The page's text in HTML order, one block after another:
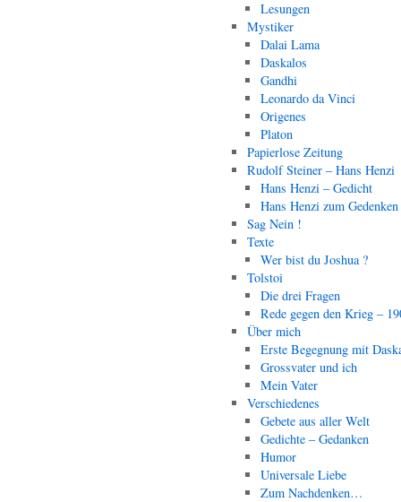
Lesungen
Mystiker
Dalai Lama
Daskalos
Gandhi
Leonardo da Vinci
Origenes
Platon
Papierlose Zeitung
Rudolf Steiner – Hans Henzi
Hans Henzi – Gedicht
Hans Henzi zum Gedenken
Sag Nein !
Texte
Wer bist du Joshua ?
Tolstoi
Die drei Fragen
Rede gegen den Krieg –
Über mich
Erste Begegnung mit
Grossvater und ich
Mein Vater
Verschiedenes
Gebete aus aller Welt
Gedichte – Gedanken
Humor
Universale Liebe
Zum Nachdenken…